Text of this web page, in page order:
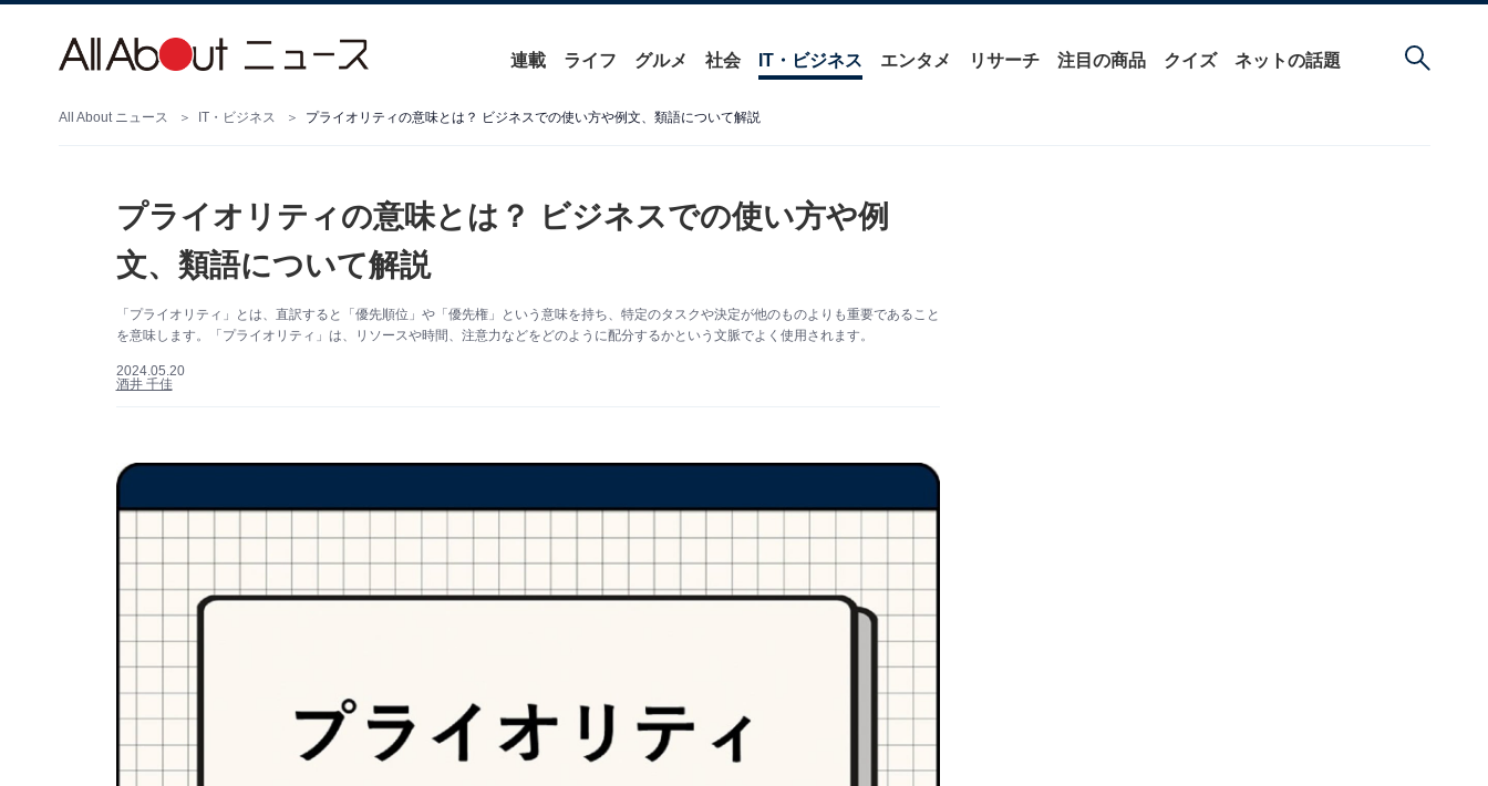
連載 ライフ グルメ 社会 IT・ビジネス エンタメ リサーチ 注目の商品 クイズ ネットの話題
All About ニュース IT・ビジネス プライオリティの意味とは？ ビジネスでの使い方や例文、類語について解説
プライオリティの意味とは？ ビジネスでの使い方や例
文、類語について解説
「プライオリティ」とは、直訳すると「優先順位」や「優先権」という意味を持ち、特定のタスクや決定が他のものよりも重要であること
を意味します。「プライオリティ」は、リソースや時間、注意力などをどのように配分するかという文脈でよく使用されます。
2024.05.20
酒井 千佳